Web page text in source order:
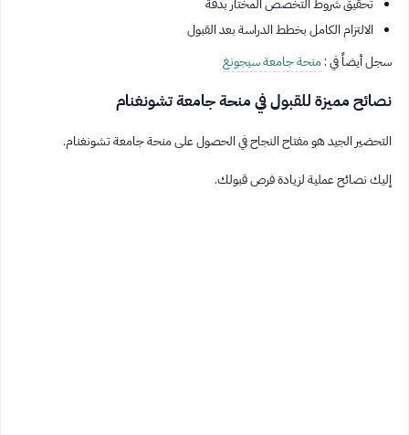
الالتزام الكامل بخطط الدراسة بعد القبول
سجل أيضاً في :منحة جامعة سيجونغ
نصائح مميزة للقبول في منحة جامعة تشونغنام
التحضير الجيد هو مفتاح النجاح في الحصول على منحة جامعة تشونغنام.
إليك نصائح عملية لزيادة فرص قبولك.